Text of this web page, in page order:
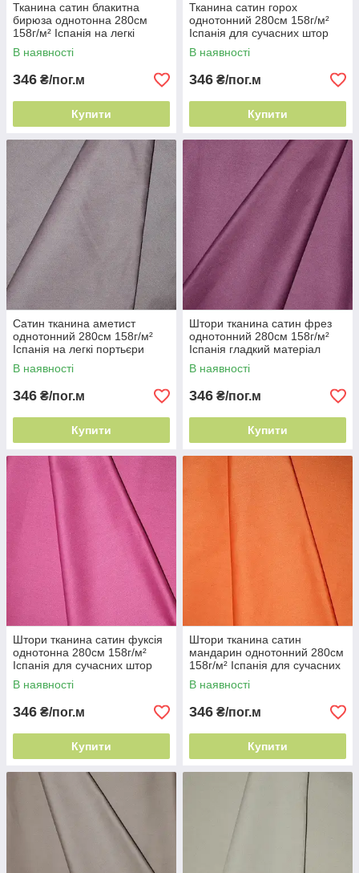
Тканина сатин блакитна
бирюза однотонна 280см
158г/м² Іспанія на легкі
портьєри
В наявності
346 ₴/пог.м
Купити
Тканина сатин горох
однотонний 280см 158г/м²
Іспанія для сучасних штор
В наявності
346 ₴/пог.м
Купити
Сатин тканина аметист
однотонний 280см 158г/м²
Іспанія на легкі портьєри
В наявності
346 ₴/пог.м
Купити
Штори тканина сатин фрез
однотонний 280см 158г/м²
Іспанія гладкий матеріал
В наявності
346 ₴/пог.м
Купити
Штори тканина сатин фуксія
однотонна 280см 158г/м²
Іспанія для сучасних штор
В наявності
346 ₴/пог.м
Купити
Штори тканина сатин
мандарин однотонний 280см
158г/м² Іспанія для сучасних
штор
В наявності
346 ₴/пог.м
Купити